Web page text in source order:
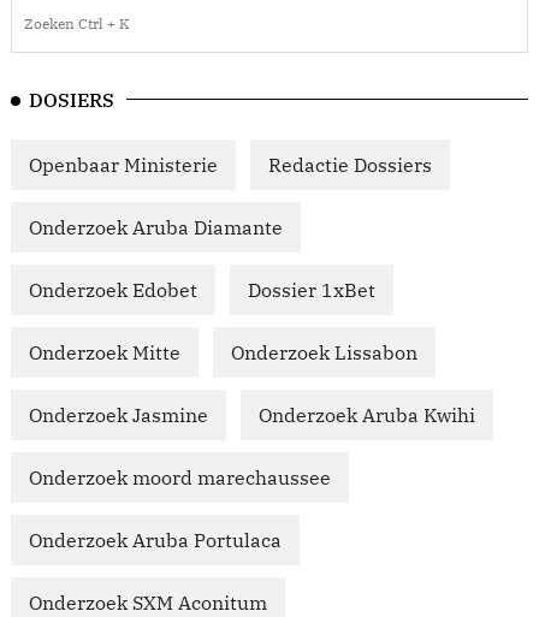
DOSIERS
Openbaar Ministerie Redactie Dossiers
Onderzoek Aruba Diamante
Onderzoek Edobet Dossier 1xBet
Onderzoek Mitte Onderzoek Lissabon
Onderzoek Jasmine Onderzoek Aruba Kwihi
Onderzoek moord marechaussee
Onderzoek Aruba Portulaca
Onderzoek SXM Aconitum